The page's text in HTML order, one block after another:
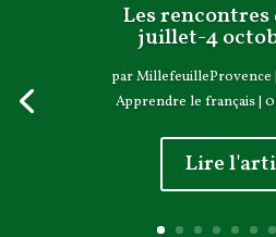
Les rencontres
juillet-4
parMillefeuilleProvence
Apprendre le français| 0
Lire